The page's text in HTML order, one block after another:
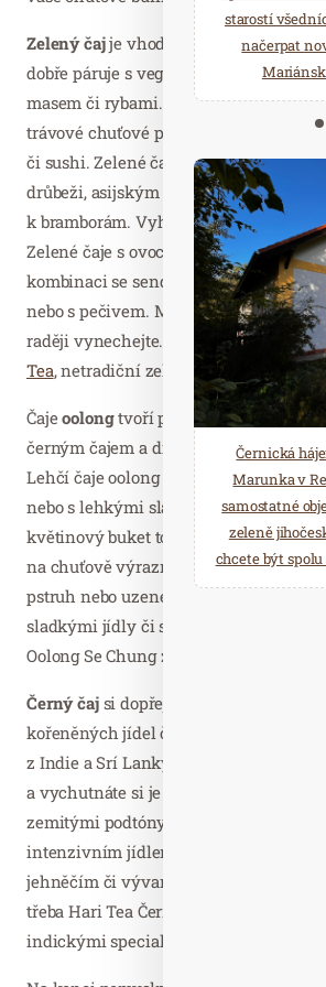
Zelený čajje vhodný pro další chod v
dobře páruje s vegetariánskými
masem či rybami. Japonské zelené
trávové chuťové podtóny dobře
či sushi. Zelené čaje s lehkou
drůbeži, asijským smaženým
k bramborám. Vyhněte se však
Zelené čaje s ovocnými tóny se
kombinaci se sendviči, kuřecím
nebo s pečivem. Mastné masité
raději vynechejte. Zkuste třeba Tea
Tea, netradiční zelený čaj ze Srí Lanky.
Čajeoolongtvoří pomyslný přechod
černým čajem a díky tomu se hodí k
Lehčí čaje oolong můžete
nebo s lehkými slanými pokrmy, které
květinový buket tohoto nápoje. Tmavý
na chuťově výraznější jídla, jako je
pstruh nebo uzené. Zkombinovat jej
sladkými jídly či se sirupy. Ochutnejte
Oolong Se Chung známý pro svou
Černý čaj si dopřejte k hlavnímu
kořeněných jídel či masa. Ovocnější
z Indie a Srí Lanky) dokážou
a vychutnáte si je i s dezerty. Černé
zemitými podtóny se krásně snoubí s
intenzivním jídlem, pečeným a
jehněčím či vývary. Objevte nové chutě
třeba Hari Tea Černý čaj & koření v
indickými specialitami.
starostí
načerpat
relaxace v
Několik
Černická
Marunka v
samostatné
zeleně
chcete být